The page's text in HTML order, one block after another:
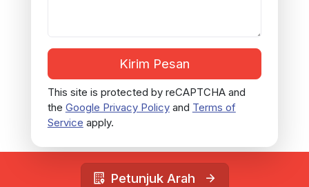
Kirim Pesan
This site is protected by reCAPTCHA and
the Google Privacy Policyand Terms of
Service apply.
Petunjuk Arah